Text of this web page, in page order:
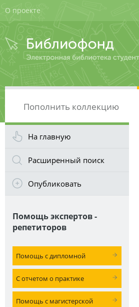
О проекте
Пополнить коллекцию
На главную
Расширенный поиск
Опубликовать
Помощь экспертов -
репетиторов
Помощь с дипломной
С отчетом о практике
Помощь с магистерской